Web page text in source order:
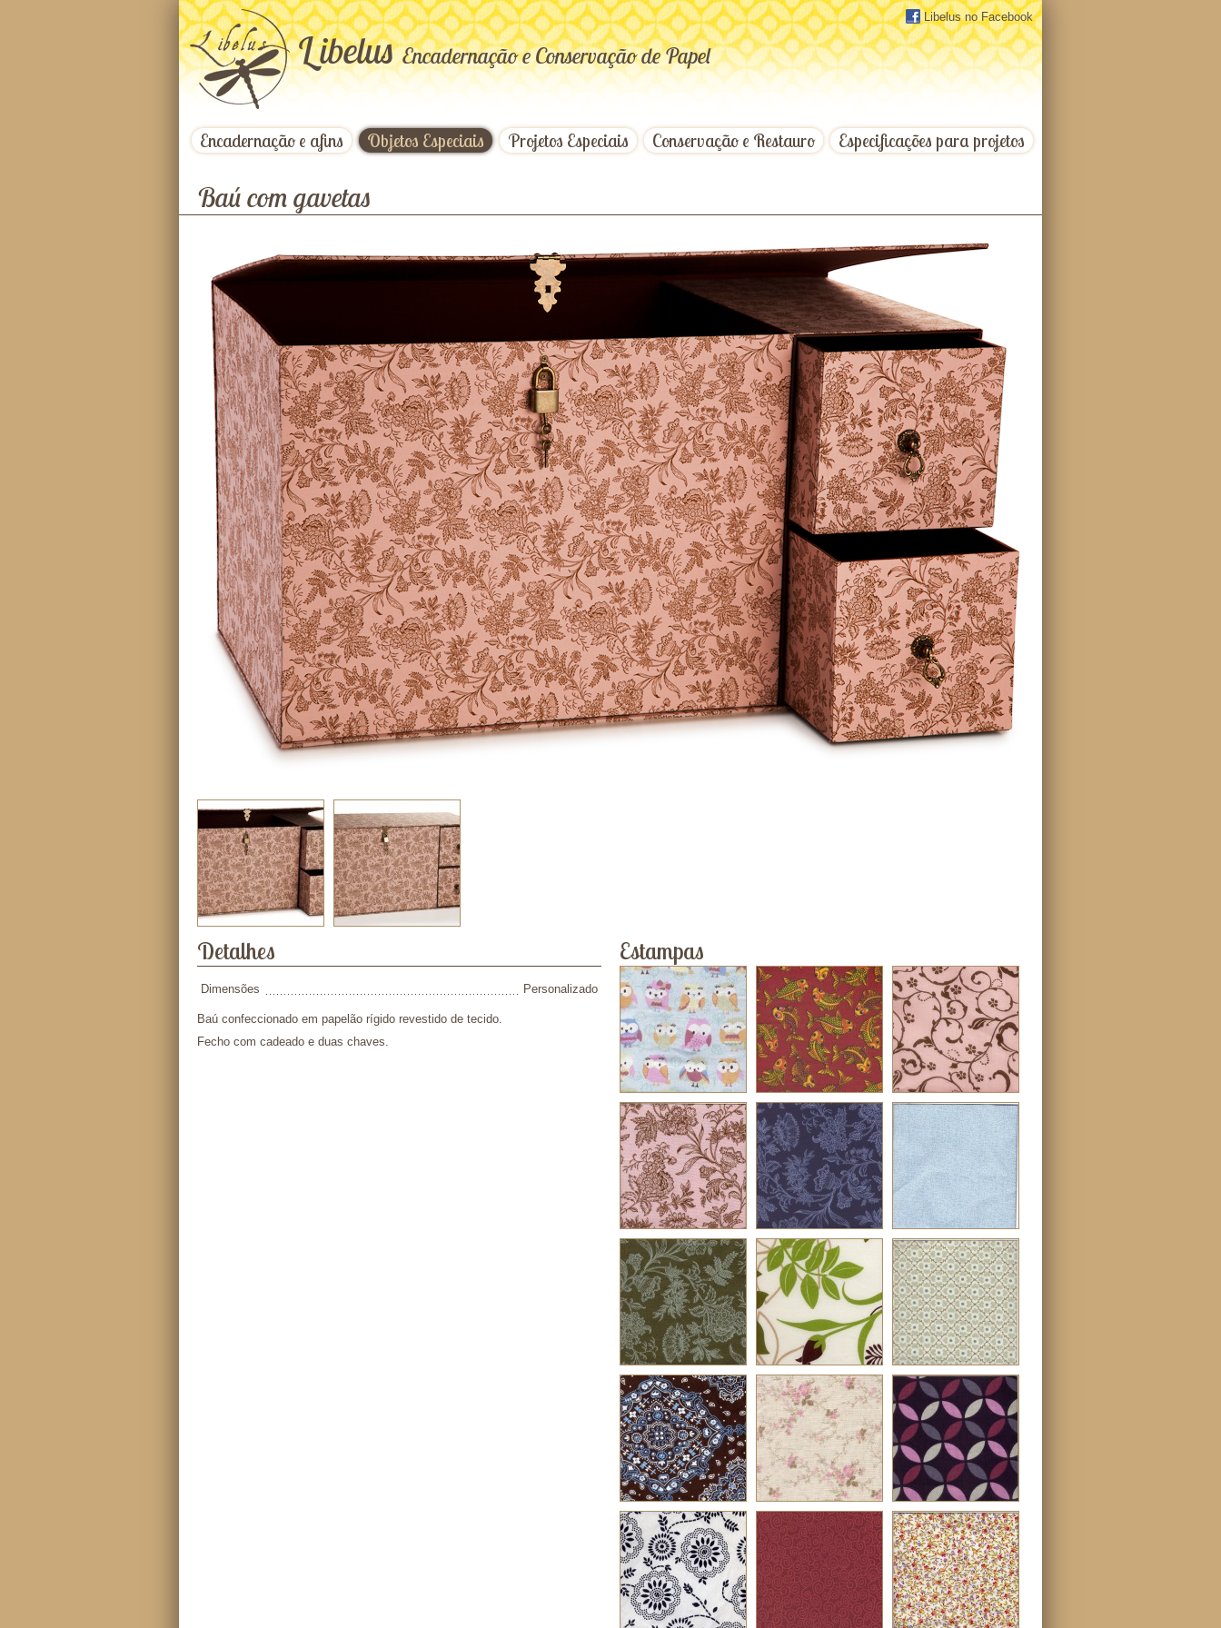
LibelusEncadernação e Conservação de Papel
Encadernação e afins Objetos Especiais Projetos Especiais Conservação e Restauro Especificações para projetos
Libelus no Facebook
Baú com gavetas
Detalhes
Dimensões Personalizado
Baú confeccionado em papelão rígido revestido de tecido.
Fecho com cadeado e duas chaves.
Estampas
ver em
tamanho real
Estampa 180F
ver em
tamanho real
Estampa 156F
ver em
tamanho real
Estampa 16G
ver em
tamanho real
Estampa 153F
ver em
tamanho real
Estampa 125F
ver em
tamanho real
Estampa 8G
ver em
tamanho real
Estampa 35G
ver em
tamanho real
Estampa 96F
ver em
tamanho real
Estampa 7G
ver em
tamanho real
Estampa 59F
ver em
tamanho real
Estampa 55G
ver em
tamanho real
Estampa 187F
ver em
tamanho real
Estampa 109F
ver em
tamanho real
Estampa 69P
ver em
tamanho real
Estampa 77g